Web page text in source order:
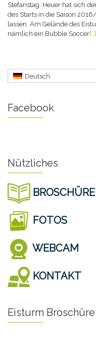
Stefanstag. Heuer hat sich
des Starts in die Saison
lassen. Am Gelände des
nämlich ein Bubble Soccer[…]
Deutsch
Facebook
Nützliches
BROSCHÜRE
FOTOS
WEBCAM
KONTAKT
Eisturm Broschüre